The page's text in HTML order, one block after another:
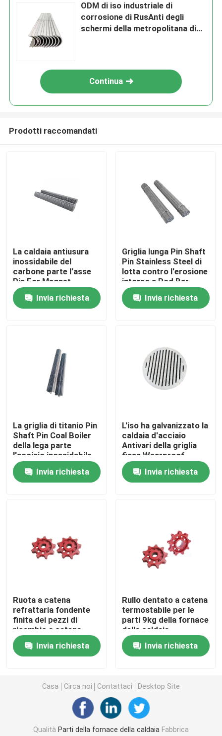
Chi siamo
Contatti
Parti della fornace della caldaia
Parti della caldaia del carbone
Tubo d'acciaio senza cuciture
Tubo senza cuciture della lega
Tubo d'acciaio di precisione
Ugello d'aria della caldaia
Griglia a catena Antivari
Rod d'acciaio rotondo
Porta della fornace della caldaia
ODM di iso industriale di
corrosione di RusAnti degli
schermi della metropolitana di
Continua
Prodotti raccomandati
La caldaia antiusura
inossidabile del
carbone parte l'asse
Pin For Magnet
Grating Floor di
acciaio inossidabile
Invia richiesta
Griglia lunga Pin Shaft
Pin Stainless Steel di
lotta contro l'erosione
intorno a Rod Bar
Fireproof Antirust
Invia richiesta
La griglia di titanio Pin
Shaft Pin Coal Boiler
della lega parte
l'acciaio inossidabile
Wearproof
Invia richiesta
L'iso ha galvanizzato la
caldaia d'acciaio
Antivari della griglia
fissa Wearproof
Invia richiesta
Ruota a catena
refrattaria fondente
finita dei pezzi di
ricambio a catena
della caldaia per la
caldaiaInvia richiesta
Rullo dentato a catena
termostabile per le
parti 9kg della fornace
della caldaia
Invia richiesta
Casa Circa noi Contattaci Desktop Site
Qualità Parti della fornace della caldaia Fabbrica